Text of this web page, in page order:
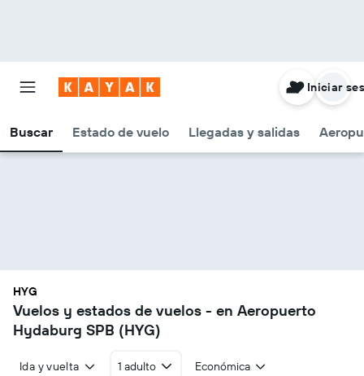
Buscar Estado de vuelo Llegadas y salidas
Iniciar
HYG
Vuelos y estados de vuelos - en Aeropuerto
Hydaburg SPB (HYG)
Ida y vuelta 1 adulto Económica